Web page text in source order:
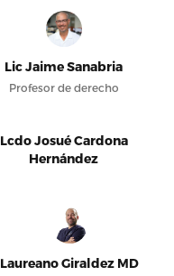
Lic Jaime Sanabria
Profesor de derecho
Lcdo Josué Cardona
Hernández
Laureano Giraldez MD